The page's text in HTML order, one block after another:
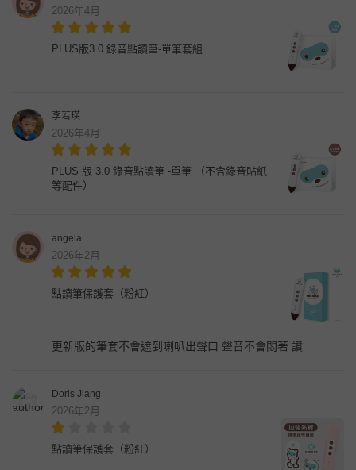
2026年4月
PLUS版3.0 錄音點讀筆-單筆套組
李若瑛
2026年4月
PLUS 版 3.0 錄音點讀筆 -單筆 （不含錄音貼紙
等配件）
angela
2026年2月
點讀筆保護套（粉紅）
更新版的筆套不會遮到喇叭出聲口 聲音不會悶著 讚
Doris Jiang
2026年2月
點讀筆保護套（粉紅）